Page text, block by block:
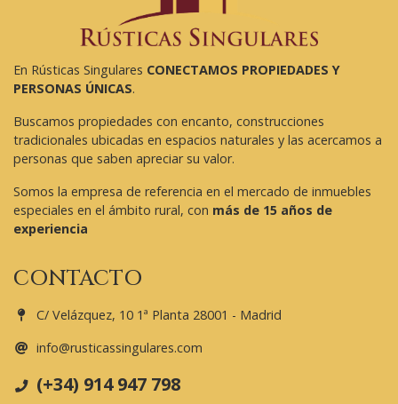
En Rústicas Singulares CONECTAMOS PROPIEDADES Y
PERSONAS ÚNICAS.
Buscamos propiedades con encanto, construcciones
tradicionales ubicadas en espacios naturales y las acercamos a
personas que saben apreciar su valor.
Somos la empresa de referencia en el mercado de inmuebles
especiales en el ámbito rural, con más de 15 años de
experiencia
CONTACTO
C/ Velázquez, 10 1ª Planta 28001 - Madrid
info@rusticassingulares.com
(+34) 914 947 798